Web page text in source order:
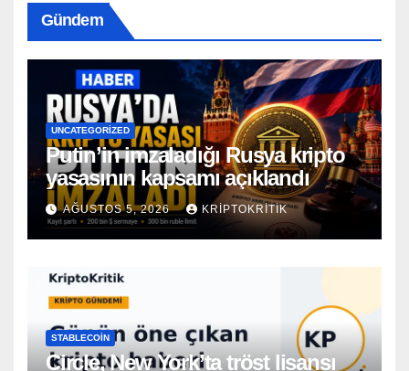
Gündem
UNCATEGORIZED
Putin’in imzaladığı Rusya kripto
yasasının kapsamı açıklandı
AĞUSTOS 5, 2026 KRIPTOKRITIK
STABLECOIN
Circle, New York’ta tröst lisansı